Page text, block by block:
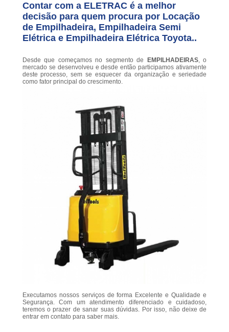
Contar com a ELETRAC é a melhor
decisão para quem procura por Locação
de Empilhadeira, Empilhadeira Semi
Elétrica e Empilhadeira Elétrica Toyota..
Desde que começamos no segmento de EMPILHADEIRAS, o
mercado se desenvolveu e desde então participamos ativamente
deste processo, sem se esquecer da organização e seriedade
como fator principal do crescimento.
Executamos nossos serviços de forma Excelente e Qualidade e
Segurança. Com um atendimento diferenciado e cuidadoso,
teremos o prazer de sanar suas dúvidas. Por isso, não deixe de
entrar em contato para saber mais.